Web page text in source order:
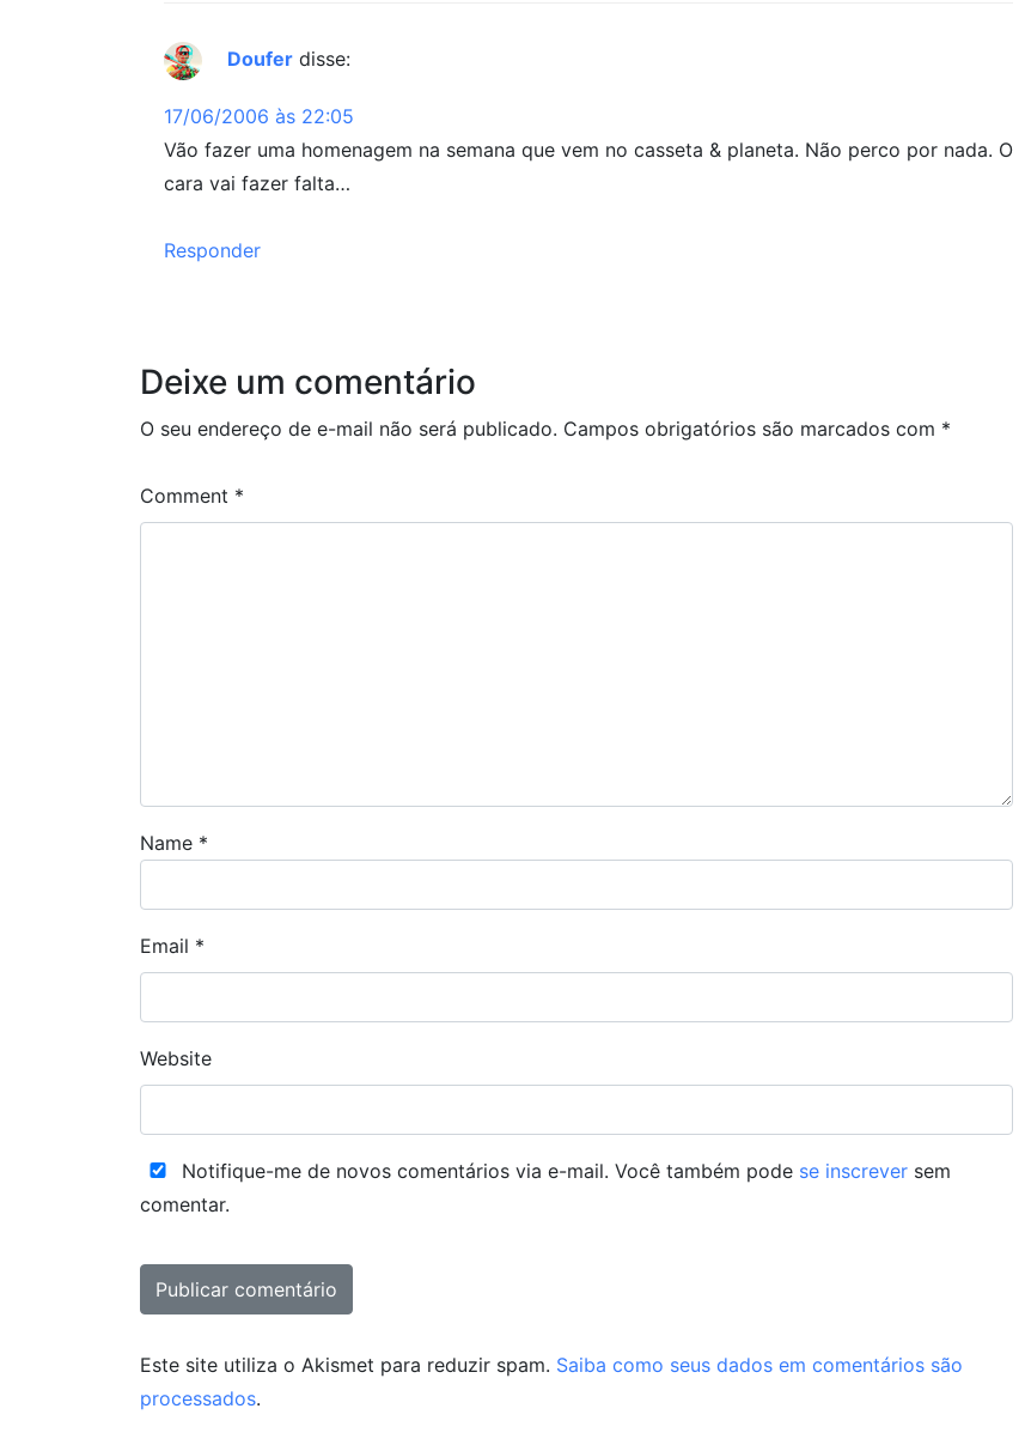
Doufer disse:
17/06/2006 às 22:05
Vão fazer uma homenagem na semana que vem no casseta & planeta. Não perco por nada. O
cara vai fazer falta…
Responder
Deixe um comentário
O seu endereço de e-mail não será publicado. Campos obrigatórios são marcados com *
Comment *
Name *
Email *
Website
Notifique-me de novos comentários via e-mail. Você também pode se inscrever sem
comentar.
Este site utiliza o Akismet para reduzir spam. Saiba como seus dados em comentários são
processados.